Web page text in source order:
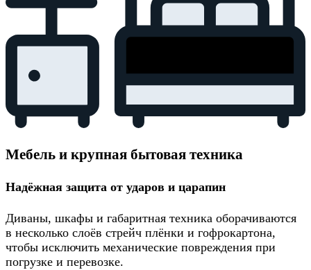
Мебель и крупная бытовая техника
Надёжная защита от ударов и царапин
Диваны, шкафы и габаритная техника оборачиваются
в несколько слоёв стрейч плёнки и гофрокартона,
чтобы исключить механические повреждения при
погрузке и перевозке.